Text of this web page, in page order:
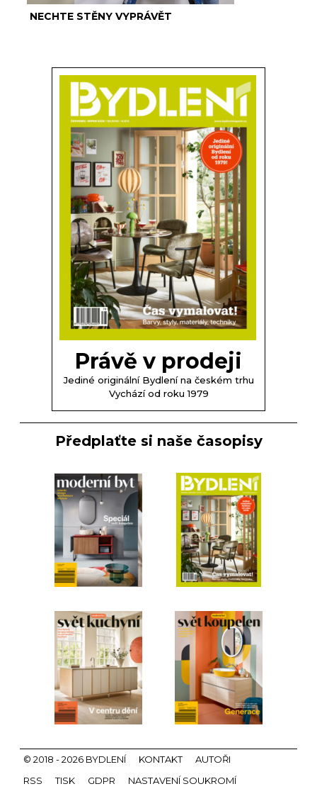
NECHTE STĚNY VYPRÁVĚT
Právě v prodeji
Jediné originální Bydlení na českém trhu
Vychází od roku 1979
Předplaťte si naše časopisy
© 2018 - 2026 BYDLENÍ KONTAKT
AUTOŘI
RSS
TISK GDPR NASTAVENÍ SOUKROMÍ